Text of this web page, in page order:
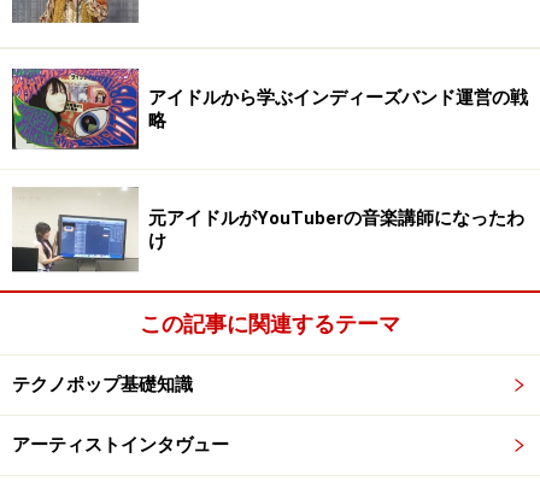
アイドルから学ぶインディーズバンド運営の戦
略
元アイドルがYouTuberの音楽講師になったわ
け
この記事に関連するテーマ
テクノポップ基礎知識
アーティストインタヴュー